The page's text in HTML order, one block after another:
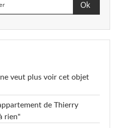
veut plus voir cet objet
de Thierry
rien"